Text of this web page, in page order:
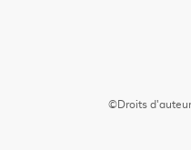
©Droits